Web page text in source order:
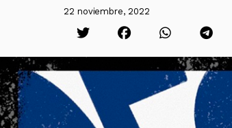
22 noviembre, 2022